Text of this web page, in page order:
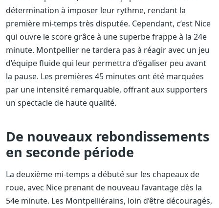
détermination à imposer leur rythme, rendant la
première mi-temps très disputée. Cependant, c’est Nice
qui ouvre le score grâce à une superbe frappe à la 24e
minute. Montpellier ne tardera pas à réagir avec un jeu
d’équipe fluide qui leur permettra d’égaliser peu avant
la pause. Les premières 45 minutes ont été marquées
par une intensité remarquable, offrant aux supporters
un spectacle de haute qualité.
De nouveaux rebondissements
en seconde période
La deuxième mi-temps a débuté sur les chapeaux de
roue, avec Nice prenant de nouveau l’avantage dès la
54e minute. Les Montpelliérains, loin d’être découragés,